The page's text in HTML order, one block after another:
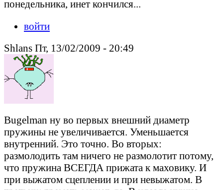
понедельника, инет кончился...
войти
Shlans Пт, 13/02/2009 - 20:49
Bugelman ну во первых внешний диаметр
пружины не увеличивается. Уменьшается
внутренний. Это точно. Во вторых:
размолодить там ничего не размолотит потому,
что пружина ВСЕГДА прижата к маховику. И
при выжатом сцеплении и при невыжатом. В